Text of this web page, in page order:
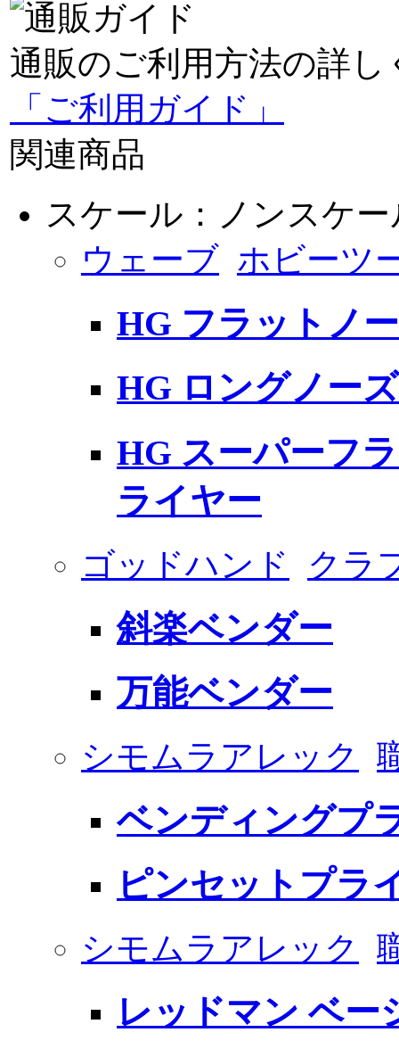
通販のご利用方法の詳し
「ご利用ガイド」
関連商品
スケール：ノンスケー
ウェーブ ホビーツ
HG フラットノ
HG ロングノー
HG スーパーフ
ライヤー
ゴッドハンド クラ
斜楽ベンダー
万能ベンダー
シモムラアレック
ベンディングプ
ピンセットプラ
シモムラアレック
レッドマン ベー